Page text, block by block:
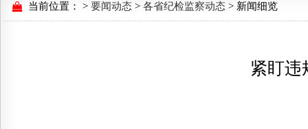
当前位置： > 要闻动态 > 各省纪检监察动态 > 新闻细览
紧盯违